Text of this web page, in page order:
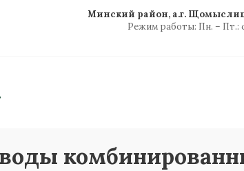
Минский район, а.г.
Режим работы: Пн. – Пт.: